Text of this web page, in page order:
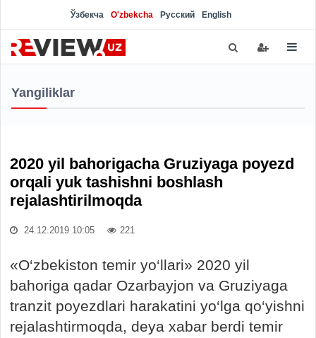
Ўзбекча O'zbekcha Русский English
Yangiliklar
2020 yil bahorigacha Gruziyaga poyezd
orqali yuk tashishni boshlash
rejalashtirilmoqda
24.12.2019 10:05 221
«O‘zbekiston temir yo‘llari» 2020 yil
bahoriga qadar Ozarbayjon va Gruziyaga
tranzit poyezdlari harakatini yo‘lga qo‘yishni
rejalashtirmoqda, deya xabar berdi temir